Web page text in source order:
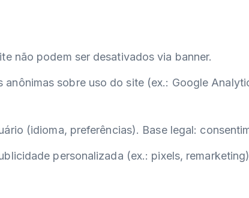
não podem ser desativados via banner.
sobre uso do site (ex.: Google
(idioma, preferências). Base legal:
personalizada (ex.: pixels,